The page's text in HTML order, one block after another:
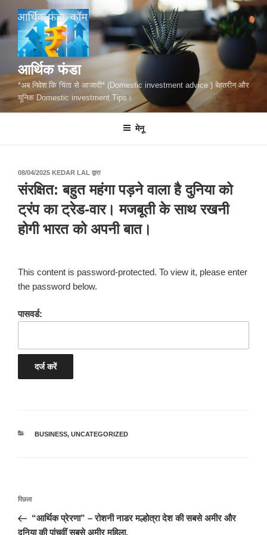
पर
जाएं
आर्थिक फंडा
*अब निवेश कि चिंता से आजादी* (Domestic investment advice ) बेहतरीन और
यूनिक Domestic investment Tips।
मेनू
08/04/2025 पर
किया
गया
KEDAR LAL द्वारा
संरक्षित: बहुत महंगा पड़ने वाला है दुनिया को
ट्रंप का ट्रेड-वार। मजबूती के साथ रखनी
होगी भारत को अपनी बात।
This content is password-protected. To view it, please enter
the password below.
पासवर्ड:
श्रेणियाँ
BUSINESS, UNCATEGORIZED
पोस्ट
पिछला
पोस्ट:
पिछला
“आर्थिक प्रेरणा” – रोशनी नाडर मल्होत्रा देश की सबसे अमीर और
दुनिया की पांचवीं सबसे अमीर महिला.